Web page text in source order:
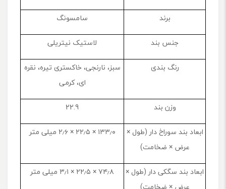
برند
سامسونگ
جنس بند
لاستیک نیتریلی
رنگ بندی
سبز، نارنجی، خاکستری تیره، نقره
ای، کرمی
وزن بند
22.9
ابعاد بند سوراخ‌ دار (طول ×
عرض × ضخامت)
۱۳۳٫۰ × ۲۲٫۵ × ۲٫۶ میلی ‌متر
ابعاد بند سگکی‌ دار (طول ×
۷۴٫۸ × ۲۲٫۵ × ۳٫۱ میلی ‌متر